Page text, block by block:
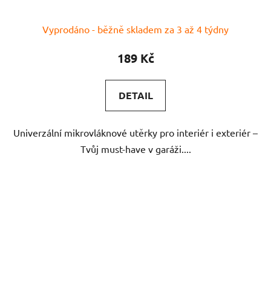
Vyprodáno - běžně skladem za 3 až 4 týdny
189 Kč
DETAIL
Univerzální mikrovláknové utěrky pro interiér i exteriér –
Tvůj must-have v garáži....